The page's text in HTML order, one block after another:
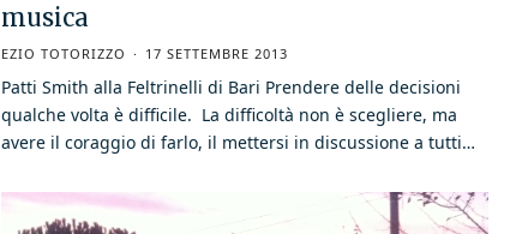
musica
EZIO TOTORIZZO 17 SETTEMBRE 2013
Patti Smith alla Feltrinelli di Bari Prendere delle decisioni
qualche volta è difficile. La difficoltà non è scegliere, ma
avere il coraggio di farlo, il mettersi in discussione a tutti…